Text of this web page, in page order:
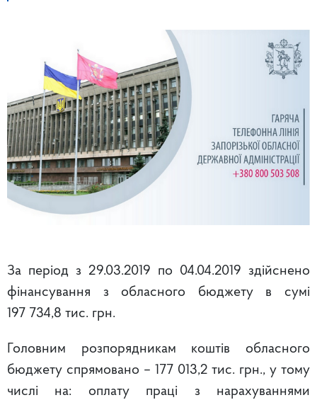
За період з 29.03.2019 по 04.04.2019 здійснено
фінансування з обласного бюджету в сумі
197 734,8 тис. грн.
Головним розпорядникам коштів обласного
бюджету спрямовано – 177 013,2 тис. грн., у тому
числі на: оплату праці з нарахуваннями